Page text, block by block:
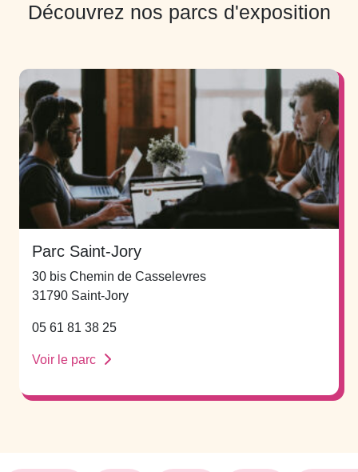
Découvrez nos parcs d'exposition
Parc Saint-Jory
30 bis Chemin de Casselevres
31790 Saint-Jory
05 61 81 38 25
Voir le parc